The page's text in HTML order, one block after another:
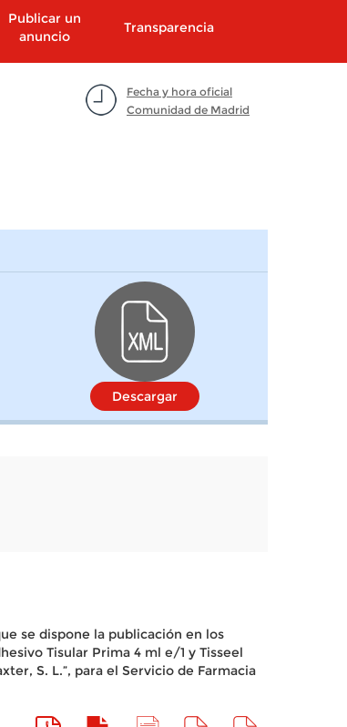
Publicar un
anuncio
Transparencia
Fecha y hora oficial
Comunidad de Madrid
Descargar
se dispone la publicación en los
Tisular Prima 4 ml e/1 y Tisseel
S. L.”, para el Servicio de Farmacia